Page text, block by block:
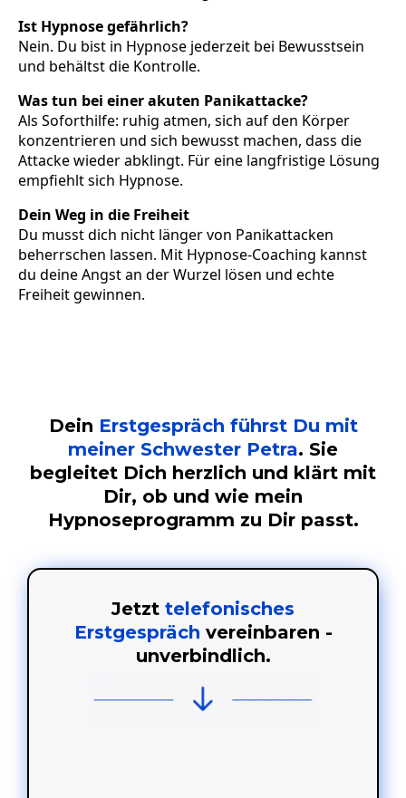
Ist Hypnose gefährlich?
Nein. Du bist in Hypnose jederzeit bei Bewusstsein
und behältst die Kontrolle.
Was tun bei einer akuten Panikattacke?
Als Soforthilfe: ruhig atmen, sich auf den Körper
konzentrieren und sich bewusst machen, dass die
Attacke wieder abklingt. Für eine langfristige Lösung
empfiehlt sich Hypnose.
Dein Weg in die Freiheit
Du musst dich nicht länger von Panikattacken
beherrschen lassen. Mit Hypnose-Coaching kannst
du deine Angst an der Wurzel lösen und echte
Freiheit gewinnen.
Dein Erstgespräch führst Du mit
meiner Schwester Petra. Sie
begleitet Dich herzlich und klärt mit
Dir, ob und wie mein
Hypnoseprogramm zu Dir passt.
Jetzt telefonisches
Erstgespräch vereinbaren -
unverbindlich.